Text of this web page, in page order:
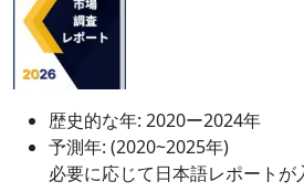
歴史的な年: 2020ー2024年
予測年: (2020~2025年)
必要に応じて日本語レポートが